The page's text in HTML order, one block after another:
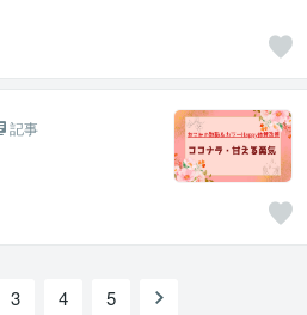
記事
3 4 5